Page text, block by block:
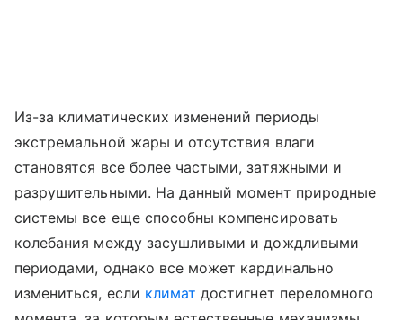
Из-за климатических изменений периоды
экстремальной жары и отсутствия влаги
становятся все более частыми, затяжными и
разрушительными. На данный момент природные
системы все еще способны компенсировать
колебания между засушливыми и дождливыми
периодами, однако все может кардинально
измениться, если климат достигнет переломного